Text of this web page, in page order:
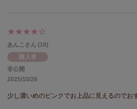
あんこ
10
購入者
非公開
2025/10/28
少し濃いめのピンクでお上品に見えるのでお